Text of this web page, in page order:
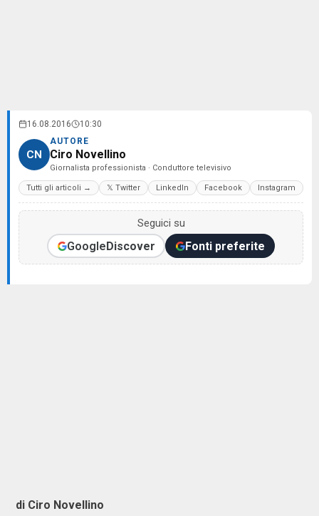
16.08.2016 10:30
CN
AUTORE
Ciro Novellino
Giornalista professionista · Conduttore televisivo
Tutti gli articoli → 𝕏 Twitter LinkedIn Facebook Instagram
Seguici su
GoogleDiscover Fonti preferite
di Ciro Novellino